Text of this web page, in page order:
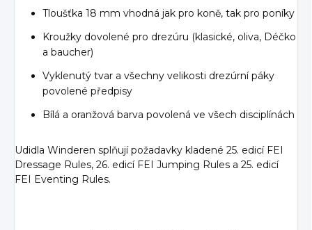
Tloušťka 18 mm vhodná jak pro koně, tak pro poníky
Kroužky dovolené pro drezúru (klasické, oliva, Déčko
a baucher)
Vyklenutý tvar a všechny velikosti drezúrní páky
povolené předpisy
Bílá a oranžová barva povolená ve všech disciplínách
Udidla Winderen splňují požadavky kladené 25. edicí FEI
Dressage Rules, 26. edicí FEI Jumping Rules a 25. edicí
FEI Eventing Rules.